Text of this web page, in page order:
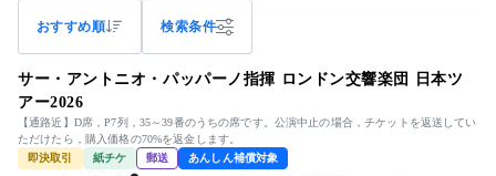
おすすめ順 検索条件
サー・アントニオ・パッパーノ指揮 ロンドン交響楽団 日本ツ
アー2026
【通路近】D席，P7列，35～39番のうちの席です。公演中止の場合，チケットを返送してい
ただけたら，購入価格の70%を返金します。
即決取引
紙チケ 郵送 あんしん補償対象